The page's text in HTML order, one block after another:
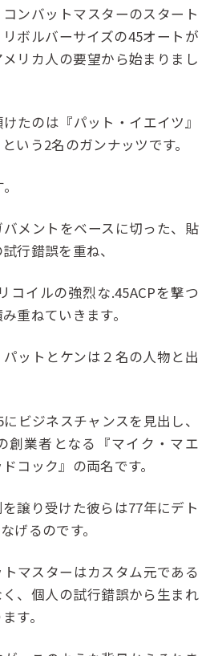
ンバットマスターのスタート
ボルバーサイズの45オートが
リカ人の要望から始まりまし
たのは『パット・イエイツ』
いう2名のガンナッツです。
メントをベースに切った、貼
行錯誤を重ね、
コイルの強烈な.45ACPを撃つ
重ねていきます。
ットとケンは２名の人物と出
ビジネスチャンスを見出し、
創業者となる『マイク・マエ
コック』の両名です。
譲り受けた彼らは77年にデト
げるのです。
マスターはカスタム元である
、個人の試行錯誤から生まれ
す。